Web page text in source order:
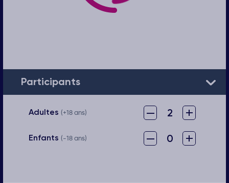
Participants
Adultes (+18 ans) – 2 +
Enfants (-18 ans) – 0 +